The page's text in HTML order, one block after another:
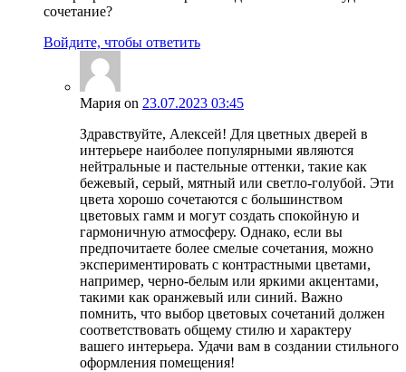
сочетание?
Войдите, чтобы ответить
Мария on 23.07.2023 03:45
Здравствуйте, Алексей! Для цветных дверей в
интерьере наиболее популярными являются
нейтральные и пастельные оттенки, такие как
бежевый, серый, мятный или светло-голубой. Эти
цвета хорошо сочетаются с большинством
цветовых гамм и могут создать спокойную и
гармоничную атмосферу. Однако, если вы
предпочитаете более смелые сочетания, можно
экспериментировать с контрастными цветами,
например, черно-белым или яркими акцентами,
такими как оранжевый или синий. Важно
помнить, что выбор цветовых сочетаний должен
соответствовать общему стилю и характеру
вашего интерьера. Удачи вам в создании стильного
оформления помещения!